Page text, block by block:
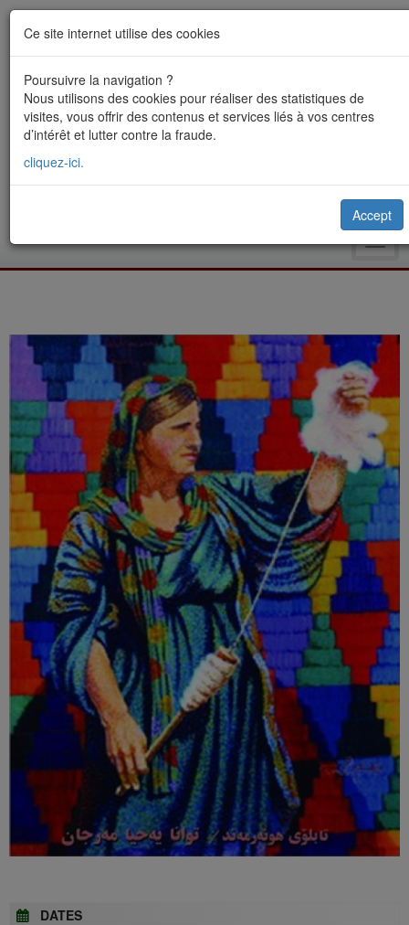
DATES
Ce site internet utilise des cookies
Poursuivre la navigation ?
Nous utilisons des cookies pour réaliser des statistiques de
visites, vous offrir des contenus et services liés à vos centres
d’intérêt et lutter contre la fraude.
cliquez-ici.
Accept